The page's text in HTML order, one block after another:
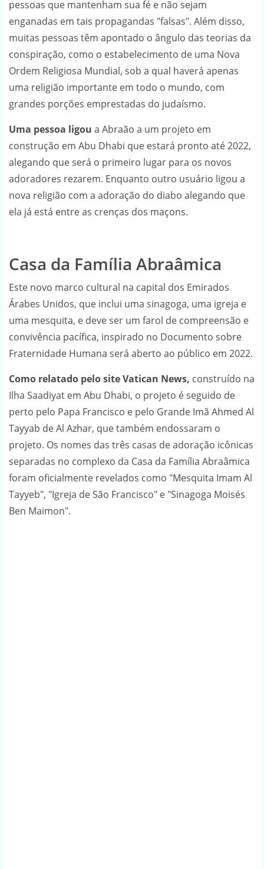
pessoas que mantenham sua fé e não sejam
enganadas em tais propagandas "falsas". Além disso,
muitas pessoas têm apontado o ângulo das teorias da
conspiração, como o estabelecimento de uma Nova
Ordem Religiosa Mundial, sob a qual haverá apenas
uma religião importante em todo o mundo, com
grandes porções emprestadas do judaísmo.
Uma pessoa ligou a Abraão a um projeto em
construção em Abu Dhabi que estará pronto até 2022,
alegando que será o primeiro lugar para os novos
adoradores rezarem. Enquanto outro usuário ligou a
nova religião com a adoração do diabo alegando que
ela já está entre as crenças dos maçons.
Casa da Família Abraâmica
Este novo marco cultural na capital dos Emirados
Árabes Unidos, que inclui uma sinagoga, uma igreja e
uma mesquita, e deve ser um farol de compreensão e
convivência pacífica, inspirado no Documento sobre
Fraternidade Humana será aberto ao público em 2022.
Como relatado pelo site Vatican News, construído na
Ilha Saadiyat em Abu Dhabi, o projeto é seguido de
perto pelo Papa Francisco e pelo Grande Imã Ahmed Al
Tayyab de Al Azhar, que também endossaram o
projeto. Os nomes das três casas de adoração icônicas
separadas no complexo da Casa da Família Abraâmica
foram oficialmente revelados como "Mesquita Imam Al
Tayyeb", "Igreja de São Francisco" e "Sinagoga Moisés
Ben Maimon".